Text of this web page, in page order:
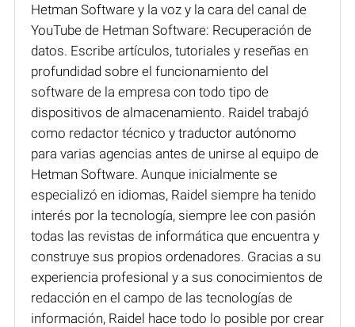
Hetman Software y la voz y la cara del canal de
YouTube de Hetman Software: Recuperación de
datos. Escribe artículos, tutoriales y reseñas en
profundidad sobre el funcionamiento del
software de la empresa con todo tipo de
dispositivos de almacenamiento. Raidel trabajó
como redactor técnico y traductor autónomo
para varias agencias antes de unirse al equipo de
Hetman Software. Aunque inicialmente se
especializó en idiomas, Raidel siempre ha tenido
interés por la tecnología, siempre lee con pasión
todas las revistas de informática que encuentra y
construye sus propios ordenadores. Gracias a su
experiencia profesional y a sus conocimientos de
redacción en el campo de las tecnologías de
información, Raidel hace todo lo posible por crear